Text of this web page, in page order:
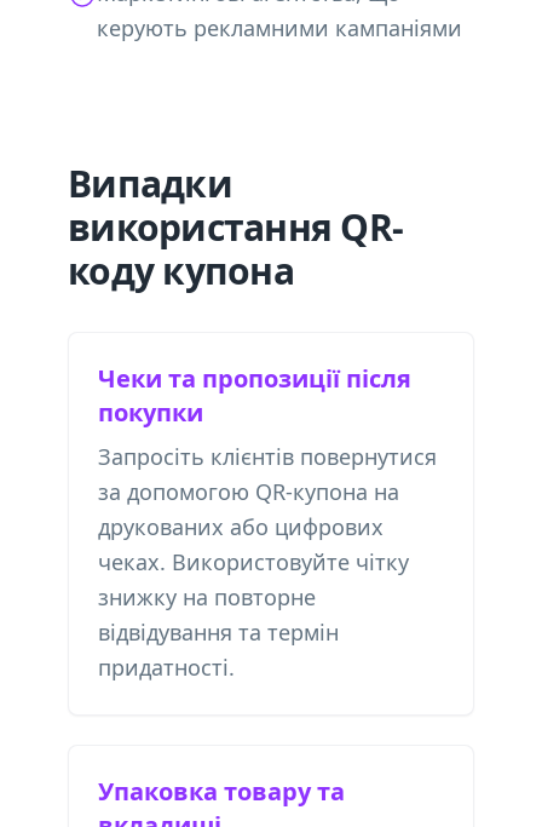
керують рекламними кампаніями
Випадки
використання QR-
коду купона
Чеки та пропозиції після
покупки
Запросіть клієнтів повернутися
за допомогою QR-купона на
друкованих або цифрових
чеках. Використовуйте чітку
знижку на повторне
відвідування та термін
придатності.
Упаковка товару та